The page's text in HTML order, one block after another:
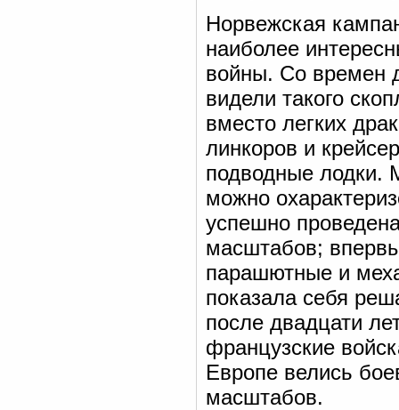
Норвежская
наиболее
войны. Со времен
видели такого
вместо легких
линкоров и
подводные лодки.
можно
успешно
масштабов;
парашютные и
показала себя
после двадцати
французские
Европе велись
масштабов.